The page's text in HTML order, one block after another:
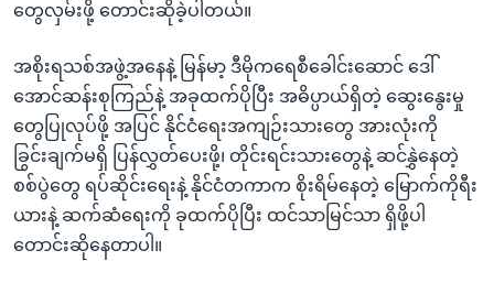
တွေလှမ်းဖို့ တောင်းဆိုခဲ့ပါတယ်။
အစိုးရသစ်အဖွဲ့အနေနဲ့ မြန်မာ့ ဒီမိုကရေစီခေါင်းဆောင် ဒေါ်
အောင်ဆန်းစုကြည်နဲ့ အခုထက်ပိုပြီး အဓိပ္ပာယ်ရှိတဲ့ ဆွေးနွေးမှု
တွေပြုလုပ်ဖို့ အပြင် နိုင်ငံရေးအကျဉ်းသားတွေ အားလုံးကို
ခြွင်းချက်မရှိ ပြန်လွှတ်ပေးဖို့၊ တိုင်းရင်းသားတွေနဲ့ ဆင်နွှဲနေတဲ့
စစ်ပွဲတွေ ရပ်ဆိုင်းရေးနဲ့ နိုင်ငံတကာက စိုးရိမ်နေတဲ့ မြောက်ကိုရီး
ယားနဲ့ ဆက်ဆံရေးကို ခုထက်ပိုပြီး ထင်သာမြင်သာ ရှိဖို့ပါ
တောင်းဆိုနေတာပါ။